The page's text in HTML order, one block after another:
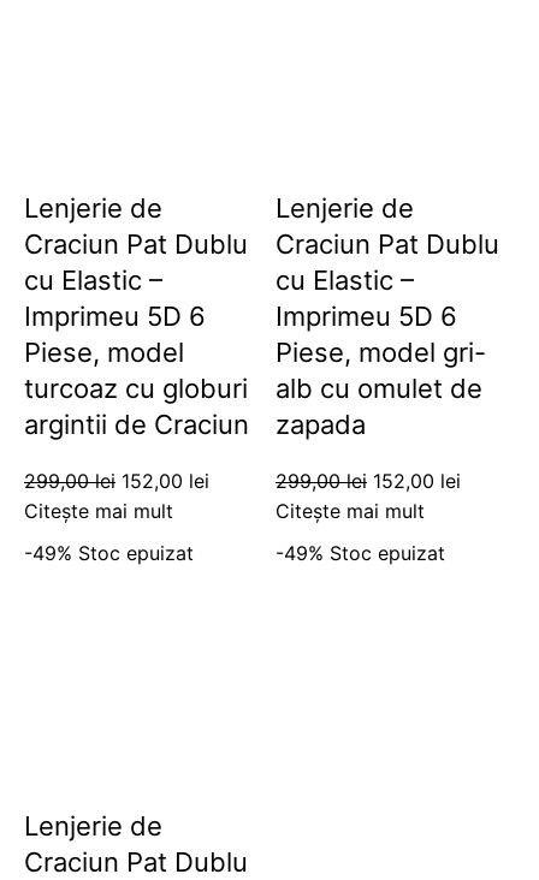
Lenjerie de
Craciun Pat Dublu
cu Elastic –
Imprimeu 5D 6
Piese, model
turcoaz cu globuri
argintii de Craciun
299,00lei 152,00 lei
Citește mai mult
Lenjerie de
Craciun Pat Dublu
cu Elastic –
Imprimeu 5D 6
Piese, model gri-
alb cu omulet de
zapada
299,00lei 152,00 lei
Citește mai mult
-49% Stoc epuizat
Lenjerie de
Craciun Pat Dublu
-49% Stoc epuizat